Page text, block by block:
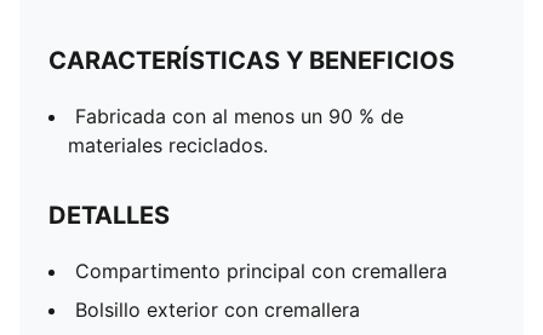
CARACTERÍSTICAS Y BENEFICIOS
Fabricada con al menos un 90 % de
materiales reciclados.
DETALLES
Compartimento principal con cremallera
Bolsillo exterior con cremallera